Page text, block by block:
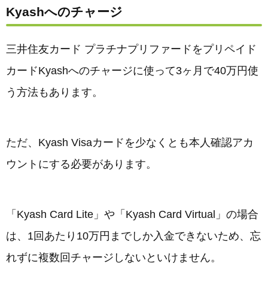
Kyashへのチャージ
三井住友カード プラチナプリファードをプリペイド
カードKyashへのチャージに使って3ヶ月で40万円使
う方法もあります。
ただ、Kyash Visaカードを少なくとも本人確認アカ
ウントにする必要があります。
「Kyash Card Lite」や「Kyash Card Virtual」の場合
は、1回あたり10万円までしか入金できないため、忘
れずに複数回チャージしないといけません。